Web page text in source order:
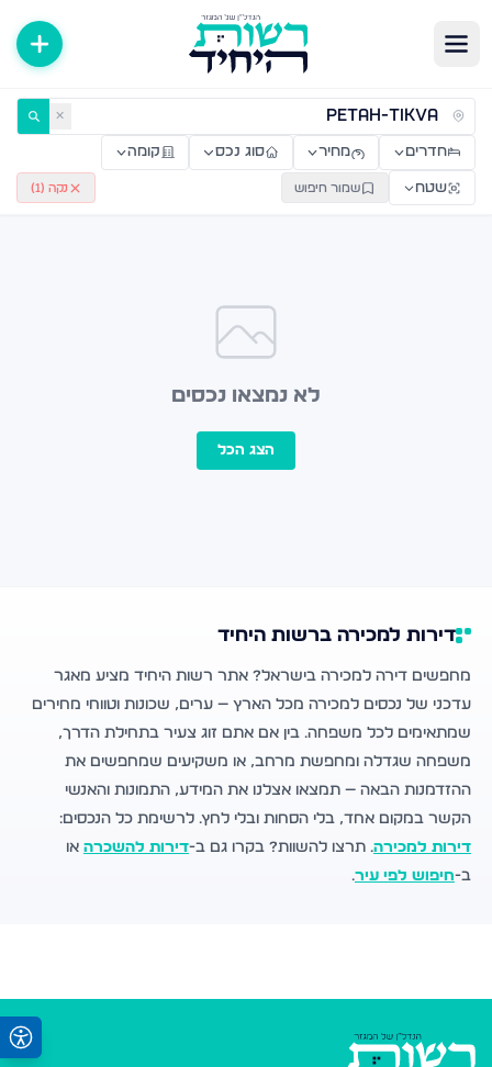
דירות למכירה ולהשכרה — רשות היחיד ✕
חדרים מחיר סוג נכס קומה
שטח שמור חיפוש נקה ( 1
)
לא נמצאו נכסים
הצג הכל
דירות למכירה ברשות היחיד
מחפשים דירה למכירה בישראל? אתר רשות היחיד מציע מאגר
עדכני של נכסים למכירה מכל הארץ — ערים, שכונות וטווחי מחירים
שמתאימים לכל משפחה. בין אם אתם זוג צעיר בתחילת הדרך,
משפחה שגדלה ומחפשת מרחב, או משקיעים שמחפשים את
ההזדמנות הבאה — תמצאו אצלנו את המידע, התמונות והאנשי
הקשר במקום אחד, בלי הסחות ובלי לחץ. לרשימת כל הנכסים:
דירות למכירה. תרצו להשוות? בקרו גם ב-דירות להשכרה או
ב-חיפוש לפי עיר.